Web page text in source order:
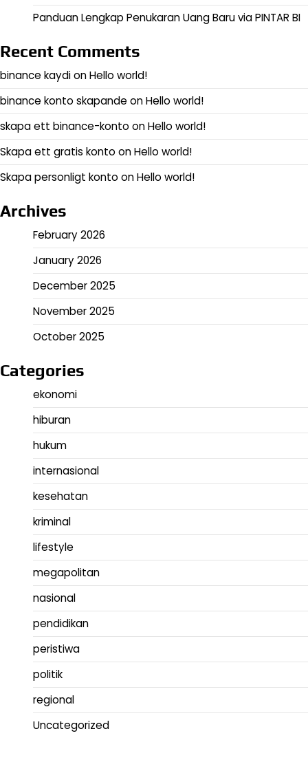
Panduan Lengkap Penukaran Uang Baru via PINTAR BI
Recent Comments
binance kaydionHello world!
binance konto skapande onHello world!
skapa ett binance-konto onHello world!
Skapa ett gratis konto onHello world!
Skapa personligt konto onHello world!
Archives
February 2026
January 2026
December 2025
November 2025
October 2025
Categories
ekonomi
hiburan
hukum
internasional
kesehatan
kriminal
lifestyle
megapolitan
nasional
pendidikan
peristiwa
politik
regional
Uncategorized